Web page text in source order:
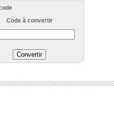
Code à convertir